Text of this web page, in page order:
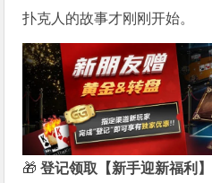
扑克人的故事才刚刚开始。
🎁 登记领取【新手迎新福利】